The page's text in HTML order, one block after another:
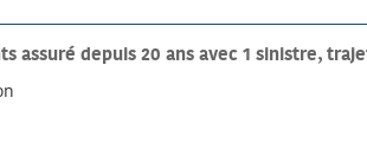
assuré depuis 20 ans avec 1 sinistre,